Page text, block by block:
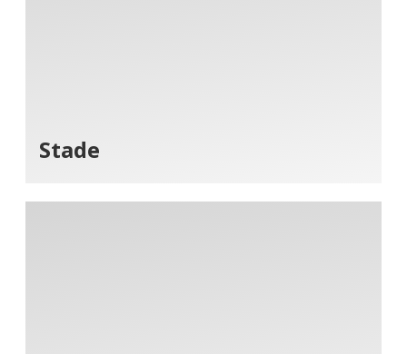
Stade